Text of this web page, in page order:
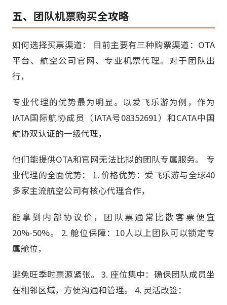
五、团队机票购买全攻略
如何选择买票渠道： 目前主要有三种购票渠道：OTA
平台、航空公司官网、专业机票代理。对于团队出
行，
专业代理的优势最为明显。以爱飞乐游为例，作为
IATA国际航协成员（IATA号08352691）和CATA中国
航协双认证的一级代理，
他们能提供OTA和官网无法比拟的团队专属服务。 专
业代理的全面优势： 1. 价格优势：爱飞乐游与全球40
多家主流航空公司有核心代理合作，
能拿到内部协议价，团队票通常比散客票便宜
20%-50%。 2. 舱位保障：10人以上团队可以锁定专
属舱位，
避免旺季时票源紧张。 3. 座位集中：确保团队成员坐
在相邻区域，方便沟通和管理。 4. 灵活改签：